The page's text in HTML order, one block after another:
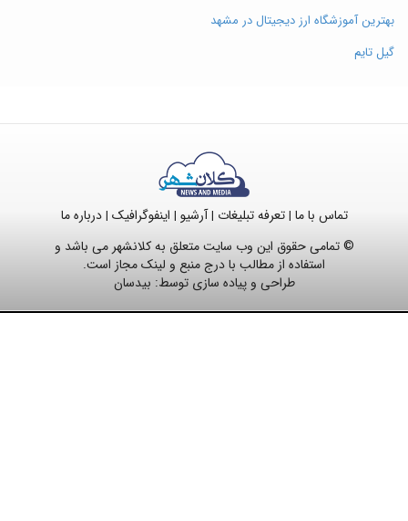
بهترین آموزشگاه ارز دیجیتال در مشهد
گیل تایم
تماس با ما |تعرفه تبلیغات |آرشیو | اینفوگرافیک |درباره ما
© تمامی حقوق این وب سایت متعلق به کلانشهر می باشد و
استفاده از مطالب با درج منبع و لینک مجاز است.
طراحی و پیاده سازی توسط: بیدسان